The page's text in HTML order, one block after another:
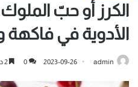
الكرز أو حبّ
الأدوية في فاكهة
admin
2023-09-26
0